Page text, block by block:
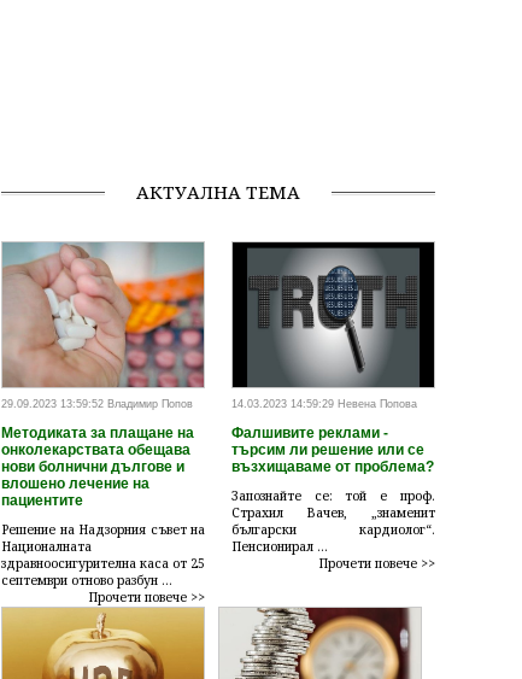
АКТУАЛНА ТЕМА
29.09.2023 13:59:52 Владимир Попов
Методиката за плащане на
онколекарствата обещава
нови болнични дългове и
влошено лечение на
пациентите
Решение на Надзорния съвет на
Националната
здравноосигурителна каса от 25
септември отново разбун ...
Прочети повече >>
14.03.2023 14:59:29 Невена Попова
Фалшивите реклами -
търсим ли решение или се
възхищаваме от проблема?
Запознайте се: той е проф.
Страхил Вачев, „знаменит
български кардиолог“.
Пенсионирал ...
Прочети повече >>